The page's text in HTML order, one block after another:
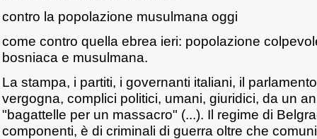
contro la popolazione musulmana oggi
come contro quella ebrea ieri: popolazione
bosniaca e musulmana.
La stampa, i partiti, i governanti italiani, il
vergogna, complici politici, umani, giuridici, da un
"bagattelle per un massacro" (...). Il regime di
componenti, è di criminali di guerra oltre che